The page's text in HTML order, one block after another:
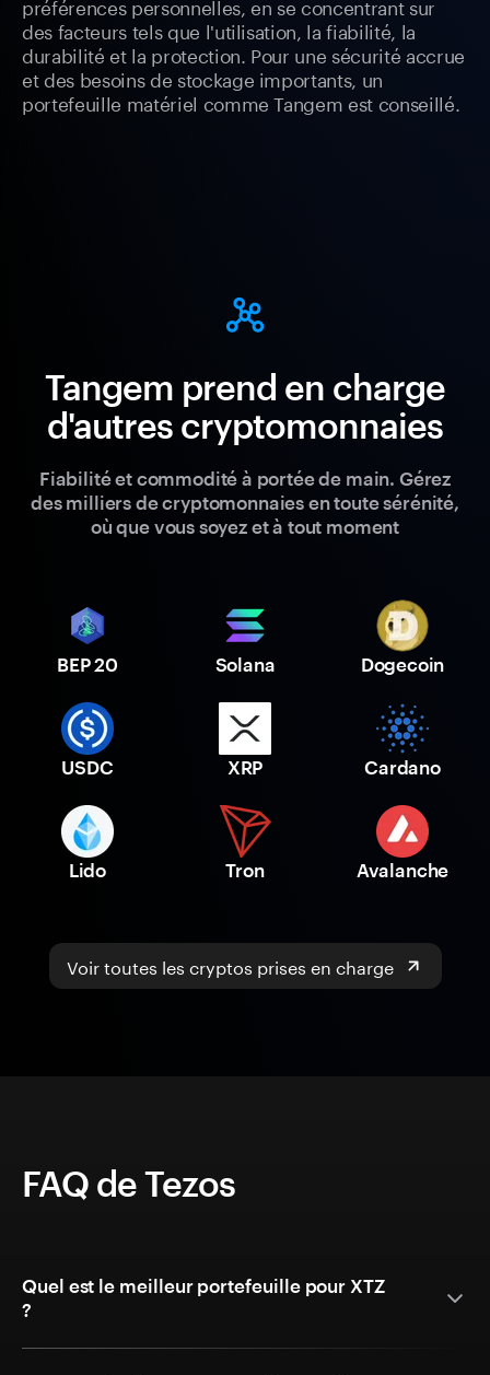
préférences personnelles, en se concentrant sur
des facteurs tels que l'utilisation, la fiabilité, la
durabilité et la protection. Pour une sécurité accrue
et des besoins de stockage importants, un
portefeuille matériel comme Tangem est conseillé.
Tangem prend en charge
d'autres cryptomonnaies
Fiabilité et commodité à portée de main. Gérez
des milliers de cryptomonnaies en toute sérénité,
où que vous soyez et à tout moment
BEP 20 Solana Dogecoin
USDC XRP Cardano
Lido Tron Avalanche
Voir toutes les cryptos prises en charge
FAQ de Tezos
Quel est le meilleur portefeuille pour XTZ
?